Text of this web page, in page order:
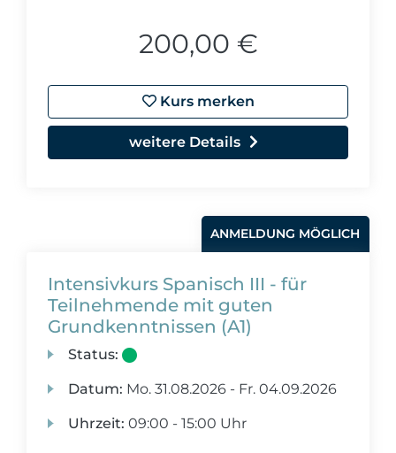
200,00 €
Kurs merken
weitere Details
ANMELDUNG MÖGLICH
Intensivkurs Spanisch III - für
Teilnehmende mit guten
Grundkenntnissen (A1)
Status:
Datum: Mo. 31.08.2026 - Fr. 04.09.2026
Uhrzeit: 09:00 - 15:00 Uhr